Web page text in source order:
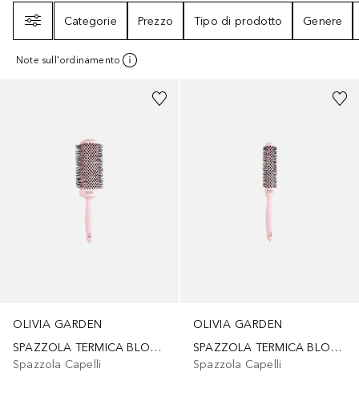
Categorie
Prezzo Tipo di prodotto Genere
Note sull'ordinamento
OLIVIA GARDEN
SPAZZOLA TERMICA BLOWOUT SPEED PASTEL PINK 55 mm
Spazzola Capelli
OLIVIA GARDEN
SPAZZOLA TERMICA BLOWOUT SPEED PASTEL PINK 25 mm
Spazzola Capelli